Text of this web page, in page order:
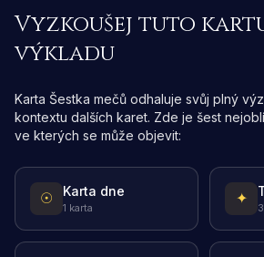
Vyzkoušej tuto
výkladu
Karta Šestka mečů odhaluje svůj plný
kontextu dalších karet. Zde je šest
ve kterých se může objevit:
☉ Karta dne
1 karta ✦